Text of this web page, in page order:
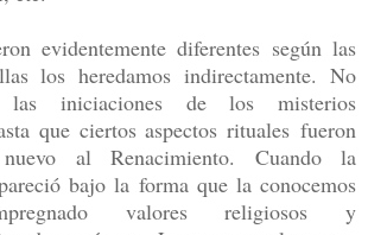
evidentemente diferentes según las
los heredamos indirectamente. No
las iniciaciones de los misterios
que ciertos aspectos rituales fueron
al Renacimiento. Cuando la
bajo la forma que la conocemos
valores religiosos y